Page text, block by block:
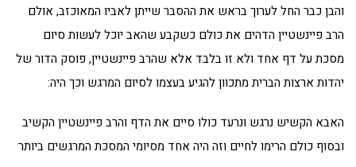
והבן כבר החל לערוך בראש את ההסבר שייתן לאביו המאוכזב, אולם
הרב פיינשטיין הדהים את כולם כשקבע שהאב יוכל לעשות סיום
מסכת על דף אחד ולא זו בלבד אלא שהרב פיינשטיין, פוסק הדור של
יהדות ארצות הברית מתכוון להגיע בעצמו לסיום המרגש וכך היה:
האבא הקשיש נרגש ונרעד כולו סיים את הדף והרב פיינשטיין הקשיב
ובסוף כולם הרימו לחיים וזה היה אחד מסיומי המסכת המרגשים ביותר